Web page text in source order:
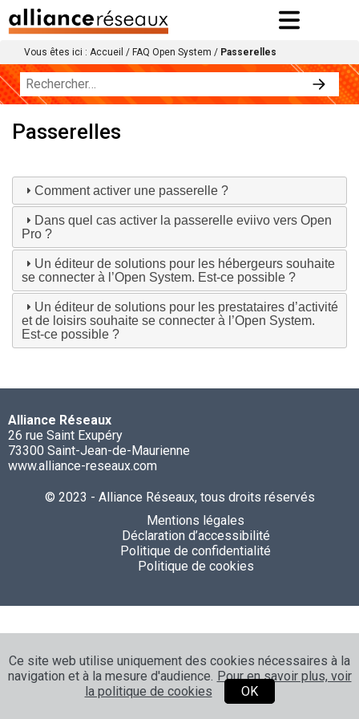
Vous êtes ici : Accueil / FAQ Open System / Passerelles
Passerelles
Comment activer une passerelle ?
Dans quel cas activer la passerelle eviivo vers Open
Pro ?
Un éditeur de solutions pour les hébergeurs souhaite
se connecter à l’Open System. Est-ce possible ?
Un éditeur de solutions pour les prestataires d’activité
et de loisirs souhaite se connecter à l’Open System.
Est-ce possible ?
Alliance Réseaux
26 rue Saint Exupéry
73300 Saint-Jean-de-Maurienne
www.alliance-reseaux.com
© 2023 - Alliance Réseaux, tous droits réservés
Mentions légales
Déclaration d’accessibilité
Politique de confidentialité
Politique de cookies
Ce site web utilise uniquement des cookies nécessaires à la
navigation et à la mesure d'audience. Pour en savoir plus, voir
la politique de cookies
OK